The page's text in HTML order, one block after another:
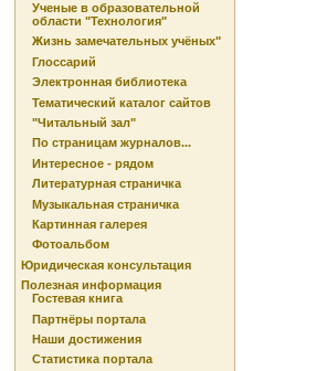
Ученые в образовательной
области "Технология"
Жизнь замечательных учёных"
Глоссарий
Электронная библиотека
Тематический каталог сайтов
"Читальный зал"
По страницам журналов...
Интересное - рядом
Литературная страничка
Музыкальная страничка
Картинная галерея
Фотоальбом
Юридическая консультация
Полезная информация
Гостевая книга
Партнёры портала
Наши достижения
Статистика портала